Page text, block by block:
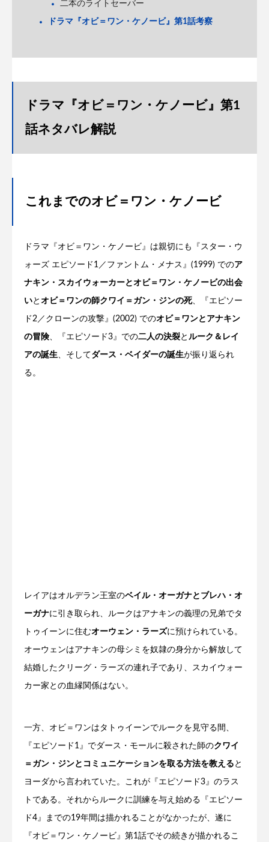
二本のライトセーバー
ドラマ『オビ＝ワン・ケノービ』第1話考察
ドラマ『オビ＝ワン・ケノービ』第1
話ネタバレ解説
これまでのオビ＝ワン・ケノービ
ドラマ『オビ＝ワン・ケノービ』は親切にも『スター・ウ
ォーズ エピソード1／ファントム・メナス』(1999) でのア
ナキン・スカイウォーカーとオビ＝ワン・ケノービの出会
いと オビ＝ワンの師クワイ＝ガン・ジンの死、『エピソー
ド2／クローンの攻撃』(2002) でのオビ＝ワンとアナキン
の冒険、『エピソード3』での二人の決裂と ルーク＆レイ
アの誕生、そしてダース・ベイダーの誕生が振り返られ
る。
レイアはオルデラン王室のベイル・オーガナとブレハ・オ
ーガナに引き取られ、ルークはアナキンの義理の兄弟でタ
トゥイーンに住むオーウェン・ラーズに預けられている。
オーウェンはアナキンの母シミを奴隷の身分から解放して
結婚したクリーグ・ラーズの連れ子であり、スカイウォー
カー家との血縁関係はない。
一方、オビ＝ワンはタトゥイーンでルークを見守る間、
『エピソード1』でダース・モールに殺された師のクワイ
＝ガン・ジンとコミュニケーションを取る方法を教える と
ヨーダから言われていた。これが『エピソード3』のラス
トである。それからルークに訓練を与え始める『エピソー
ド4』までの19年間は描かれることがなかったが、遂に
『オビ＝ワン・ケノービ』第1話でその続きが描かれるこ